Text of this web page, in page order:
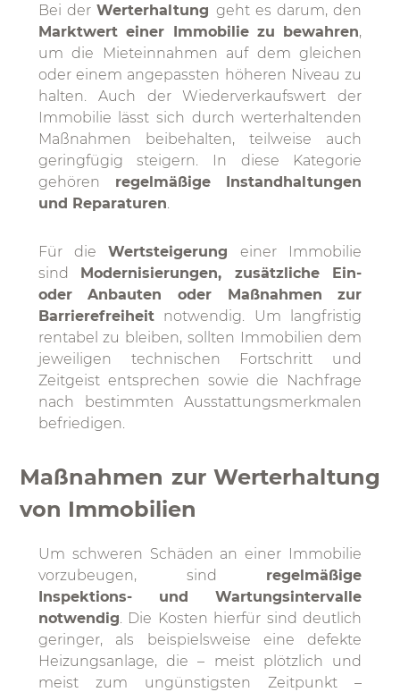
Bei derWerterhaltung geht es darum, den
Marktwert einer Immobilie zu bewahren,
um die Mieteinnahmen auf dem gleichen
oder einem angepassten höheren Niveau zu
halten. Auch der Wiederverkaufswert der
Immobilie lässt sich durch werterhaltenden
Maßnahmen beibehalten, teilweise auch
geringfügig steigern. In diese Kategorie
gehören regelmäßige Instandhaltungen
und Reparaturen.
Für die Wertsteigerungeiner Immobilie
sind Modernisierungen, zusätzliche Ein-
oder Anbauten oder Maßnahmen zur
Barrierefreiheitnotwendig. Um langfristig
rentabel zu bleiben, sollten Immobilien dem
jeweiligen technischen Fortschritt und
Zeitgeist entsprechen sowie die Nachfrage
nach bestimmten Ausstattungsmerkmalen
befriedigen.
Maßnahmen zur Werterhaltung
von Immobilien
Um schweren Schäden an einer Immobilie
vorzubeugen, sind regelmäßige
Inspektions- und Wartungsintervalle
notwendig . Die Kosten hierfür sind deutlich
geringer, als beispielsweise eine defekte
Heizungsanlage, die – meist plötzlich und
meist zum ungünstigsten Zeitpunkt –